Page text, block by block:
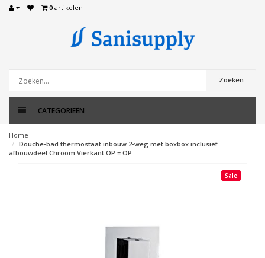
0 artikelen
Zoeken
CATEGORIEËN
Home
Douche-bad thermostaat inbouw 2-weg met boxbox inclusief
afbouwdeel Chroom Vierkant OP = OP
Sale